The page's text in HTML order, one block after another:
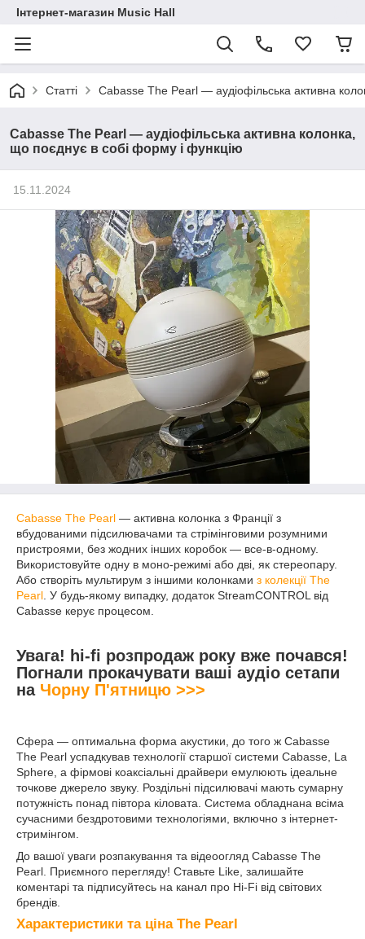
Інтернет-магазин Music Hall
Статті Cabasse The Pearl — аудіофільська активна
Cabasse The Pearl — аудіофільська активна колонка,
що поєднує в собі форму і функцію
15.11.2024
Cabasse The Pearl — активна колонка з Франції з
вбудованими підсилювачами та стрімінговими розумними
пристроями, без жодних інших коробок — все-в-одному.
Використовуйте одну в моно-режимі або дві, як стереопару.
Або створіть мультирум з іншими колонками з колекції The
Pearl . У будь-якому випадку, додаток StreamCONTROL від
Cabasse керує процесом.
Увага! hi-fi розпродаж року вже почався!
Погнали прокачувати ваші аудіо сетапи
на Чорну П'ятницю >>>
Сфера — оптимальна форма акустики, до того ж Cabasse
The Pearl успадкував технології старшої системи Cabasse, La
Sphere, а фірмові коаксіальні драйвери емулюють ідеальне
точкове джерело звуку. Роздільні підсилювачі мають сумарну
потужність понад півтора кіловата. Система обладнана всіма
сучасними бездротовими технологіями, включно з інтернет-
стримінгом.
До вашої уваги розпакування та відеоогляд Cabasse The
Pearl. Приємного перегляду! Ставьте Like, залишайте
коментарі та підписуйтесь на канал про Hi-Fi від світових
брендів.
Характеристики та ціна The Pearl